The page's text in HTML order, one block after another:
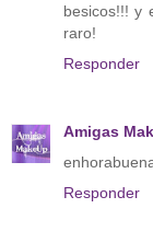
besicos!!! y
raro!
Responder
Amigas
Responder